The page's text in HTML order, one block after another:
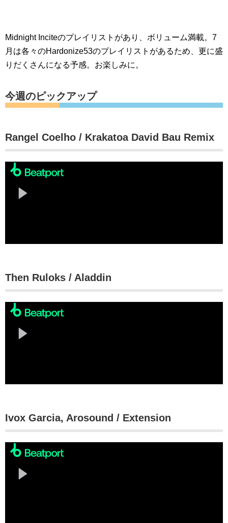
Midnight Inciteのプレイリストがあり、ボリューム満載。7
月は各々のHardonize53のプレイリストがあるため、更に盛
りだくさんになる予感。お楽しみに。
今週のピックアップ
Rangel Coelho / Krakatoa David Bau Remix
Then Ruloks / Aladdin
Ivox Garcia, Arosound / Extension